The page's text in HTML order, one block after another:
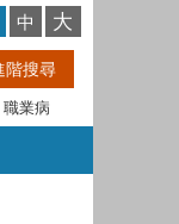
中 大
職業病